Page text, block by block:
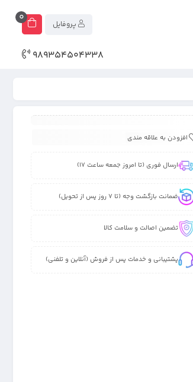
0
989354504338
افزودن به علاقه مندی
ارسال فوری (تا امروز جمعه ساعت 17)
ضمانت بازگشت وجه (تا 7 روز پس از تحویل)
تضمین اصالت و سلامت کالا
پشتیبانی و خدمات پس از فروش (آنلاین و تلفنی)